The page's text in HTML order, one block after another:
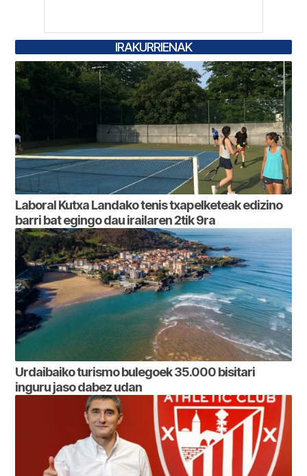
IRAKURRIENAK
Laboral Kutxa Landako tenis txapelketeak edizino
barri bat egingo dau irailaren 2tik 9ra
Urdaibaiko turismo bulegoek 35.000 bisitari
inguru jaso dabez udan